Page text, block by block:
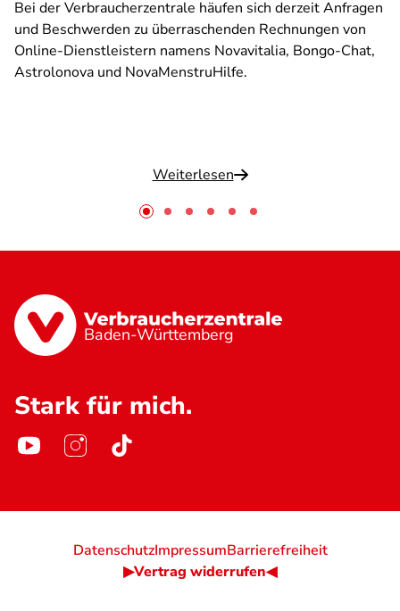
Bei der Verbraucherzentrale häufen sich derzeit Anfragen
und Beschwerden zu überraschenden Rechnungen von
Online-Dienstleistern namens Novavitalia, Bongo-Chat,
Astrolonova und NovaMenstruHilfe.
Weiterlesen
Baden-Württemberg
Stark für mich.
DatenschutzImpressumBarrierefreiheit
▶Vertrag widerrufen◀